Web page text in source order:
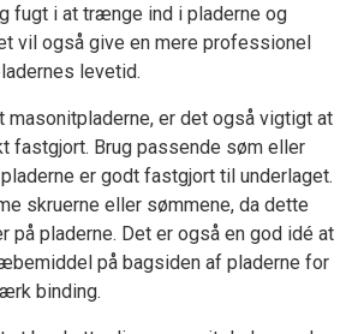
fugt i at trænge ind i pladerne og
vil også give en mere professionel
levetid.
masonitpladerne, er det også vigtigt at
fastgjort. Brug passende søm eller
er godt fastgjort til underlaget.
skruerne eller sømmene, da dette
på pladerne. Det er også en god idé at
på bagsiden af pladerne for
binding.